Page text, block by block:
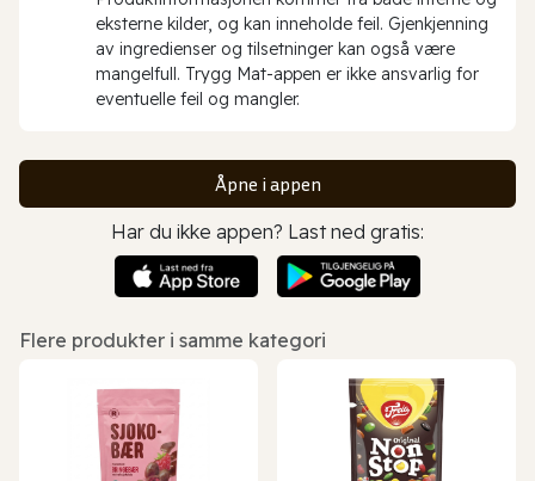
eksterne kilder, og kan inneholde feil. Gjenkjenning
av ingredienser og tilsetninger kan også være
mangelfull. Trygg Mat-appen er ikke ansvarlig for
eventuelle feil og mangler.
Åpne i appen
Har du ikke appen? Last ned gratis:
Flere produkter i samme kategori